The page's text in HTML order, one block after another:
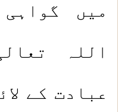
میں
اللہ
عبادت کے